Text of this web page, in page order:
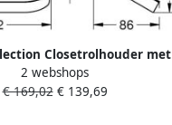
Closetrolhouder met
wand metaal supersteel
2 webshops
€ 169,02€ 139,69